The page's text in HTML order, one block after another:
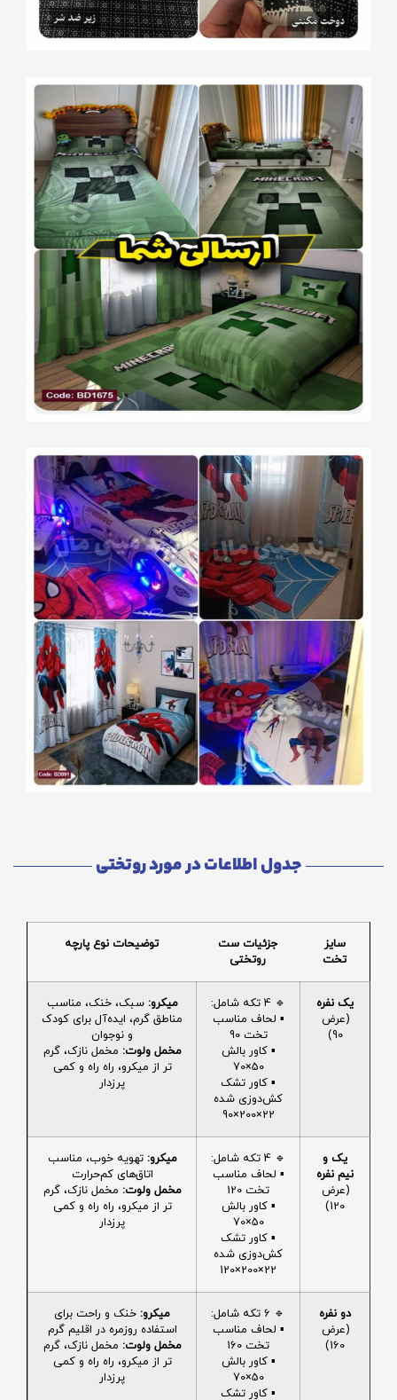
جدول اطلاعات در مورد روتختی
سایز
تخت
جزئیات ست
روتختی
توضیحات نوع پارچه
یک نفره
(عرض
90)
🔹 4 تکه شامل:
▪️ لحاف مناسب
تخت 90
▪️ کاور بالش
50×70
▪️ کاور تشک
کش‌دوزی شده
22×200×90
میکرو: سبک، خنک، مناسب
مناطق گرم، ایده‌آل برای کودک
و نوجوان
مخمل ولوت: مخمل نازک، گرم
تر از میکرو، راه راه و کمی
پرزدار
یک و
نیم نفره
(عرض
120)
🔹 4 تکه شامل:
▪️ لحاف مناسب
تخت 120
▪️ کاور بالش
50×70
▪️ کاور تشک
کش‌دوزی شده
22×200×120
میکرو: تهویه خوب، مناسب
اتاق‌های کم‌حرارت
مخمل ولوت: مخمل نازک، گرم
تر از میکرو، راه راه و کمی
پرزدار
دو نفره
(عرض
160)
🔹 6 تکه شامل:
▪️ لحاف مناسب
تخت 160
▪️ کاور بالش
50×70
▪️ کاور تشک
میکرو: خنک و راحت برای
استفاده روزمره در اقلیم گرم
مخمل ولوت: مخمل نازک، گرم
تر از میکرو، راه راه و کمی
پرزدار